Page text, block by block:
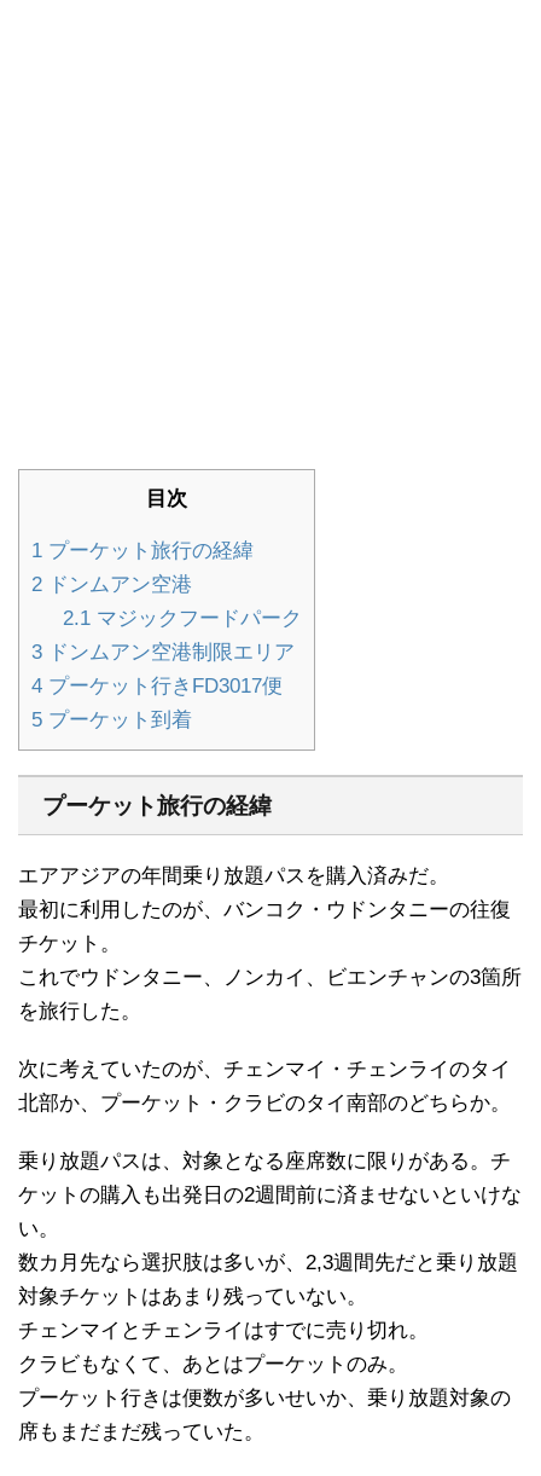
目次
1 プーケット旅行の経緯
2 ドンムアン空港
2.1マジックフードパーク
3 ドンムアン空港制限エリア
4 プーケット行きFD3017便
5 プーケット到着
プーケット旅行の経緯
エアアジアの年間乗り放題パスを購入済みだ。
最初に利用したのが、バンコク・ウドンタニーの往復
チケット。
これでウドンタニー、ノンカイ、ビエンチャンの3箇所
を旅行した。
次に考えていたのが、チェンマイ・チェンライのタイ
北部か、プーケット・クラビのタイ南部のどちらか。
乗り放題パスは、対象となる座席数に限りがある。チ
ケットの購入も出発日の2週間前に済ませないといけな
い。
数カ月先なら選択肢は多いが、2,3週間先だと乗り放題
対象チケットはあまり残っていない。
チェンマイとチェンライはすでに売り切れ。
クラビもなくて、あとはプーケットのみ。
プーケット行きは便数が多いせいか、乗り放題対象の
席もまだまだ残っていた。